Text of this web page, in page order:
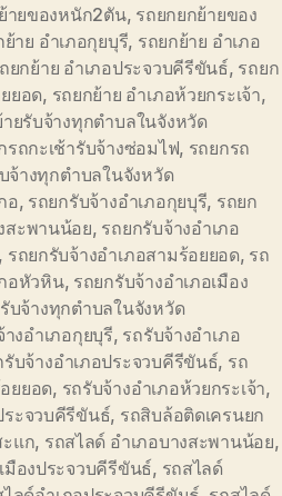
ายของหนัก2ตัน, รถยกยกย้ายของ
ย้าย อำเภอกุยบุรี, รถยกย้าย อำเภอ
ยกย้าย อำเภอประจวบคีรีขันธ์, รถยก
ยอด, รถยกย้าย อำเภอห้วยกระเจ้า,
ยรับจ้างทุกตำบลในจังหวัด
รถกะเช้ารับจ้างซ่อมไฟ, รถยกรถ
จ้างทุกตำบลในจังหวัด
อ, รถยกรับจ้างอำเภอกุยบุรี, รถยก
สะพานน้อย, รถยกรับจ้างอำเภอ
, รถยกรับจ้างอำเภอสามร้อยยอด, รถ
อหัวหิน, รถยกรับจ้างอำเภอเมือง
บจ้างทุกตำบลในจังหวัด
งอำเภอกุยบุรี, รถรับจ้างอำเภอ
รับจ้างอำเภอประจวบคีรีขันธ์, รถ
ยยอด, รถรับจ้างอำเภอห้วยกระเจ้า,
ระจวบคีรีขันธ์, รถสิบล้อติดเครนยก
แก, รถสไลด์ อำเภอบางสะพานน้อย,
มืองประจวบคีรีขันธ์, รถสไลด์